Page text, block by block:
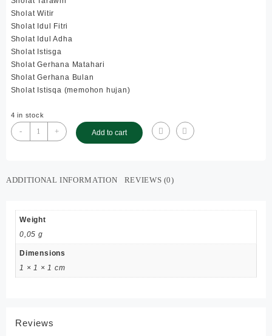
Sholat Witir
Sholat Idul Fitri
Sholat Idul Adha
Sholat Istisga
Sholat Gerhana Matahari
Sholat Gerhana Bulan
Sholat Istisqa (memohon hujan)
4 in stock
-
Tuntunan
Shalat
HVS
;
Tanggung
quantity
+ Add to cart
ADDITIONAL INFORMATION REVIEWS (0)
Weight
0,05 g
Dimensions
1 × 1 × 1 cm
Reviews